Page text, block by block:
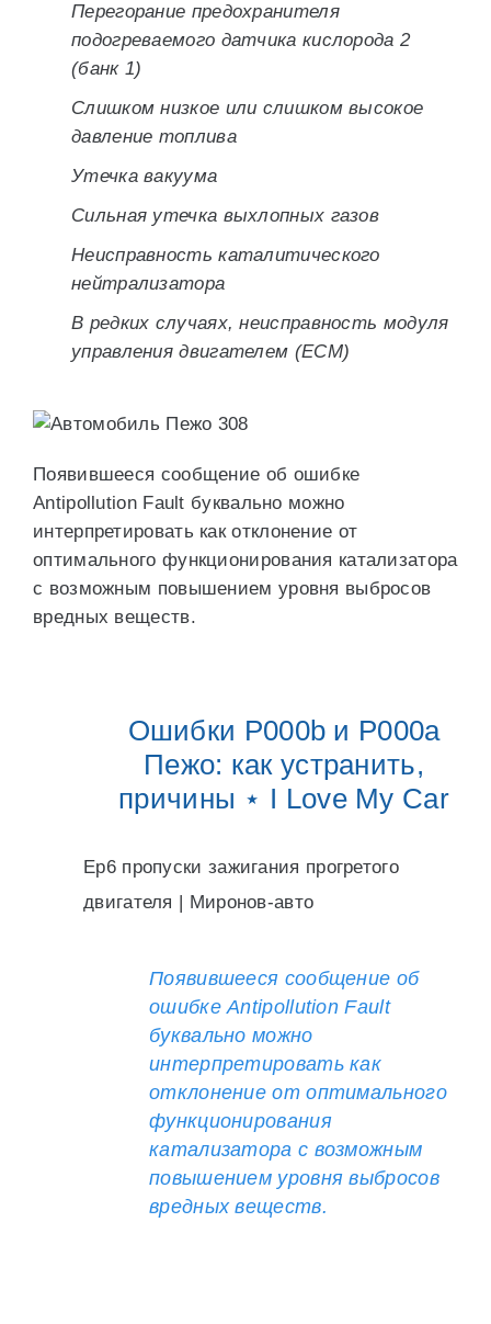
Перегорание предохранителя
подогреваемого датчика кислорода 2
(банк 1)
Слишком низкое или слишком высокое
давление топлива
Утечка вакуума
Сильная утечка выхлопных газов
Неисправность каталитического
нейтрализатора
В редких случаях, неисправность модуля
управления двигателем (ECM)
Появившееся сообщение об ошибке
Antipollution Fault буквально можно
интерпретировать как отклонение от
оптимального функционирования катализатора
с возможным повышением уровня выбросов
вредных веществ.
Ошибки Р000b и Р000а
Пежо: как устранить,
причины ⋆ I Love My Car
Ep6 пропуски зажигания прогретого
двигателя | Миронов-авто
Появившееся сообщение об
ошибке Antipollution Fault
буквально можно
интерпретировать как
отклонение от оптимального
функционирования
катализатора с возможным
повышением уровня выбросов
вредных веществ.